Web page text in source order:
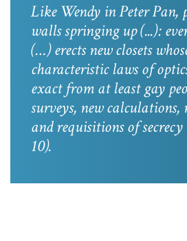
Like Wendy inPeter Pan,
walls springing up (...):
(…) erects new closets
characteristic laws of
exact from at least gay
surveys, new calculations,
and requisitions of
10).